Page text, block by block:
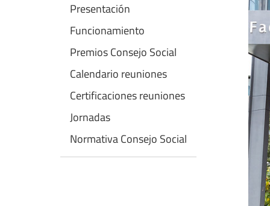
Presentación
Funcionamiento
Premios Consejo Social
Calendario reuniones
Certificaciones reuniones
Jornadas
Normativa Consejo Social